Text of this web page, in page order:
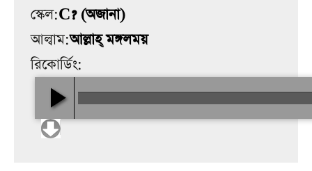
স্কেল:C? (অজানা)
আল্বাম:আল্লাহ্‌ মঙ্গলময়
রিকোর্ডিং: